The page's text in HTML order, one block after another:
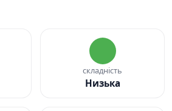
складність
Низька